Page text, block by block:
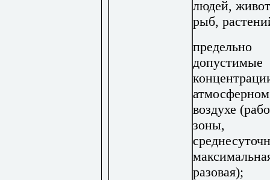
людей,
рыб,
предельно
допустимые
атмосферном
воздухе
зоны,
разовая);